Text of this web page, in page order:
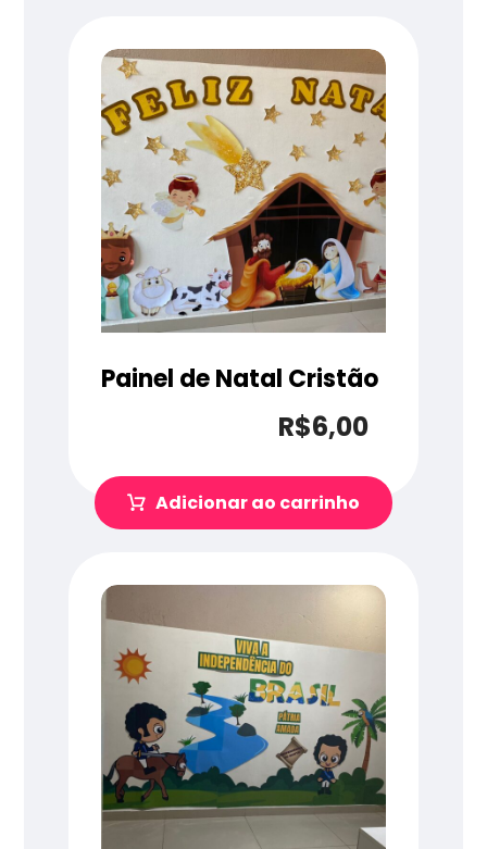
Painel de Natal Cristão
R$6,00
Adicionar ao carrinho